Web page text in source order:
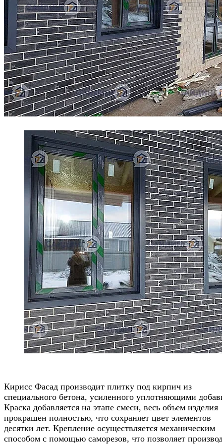
Кирисс Фасад производит плитку под кирпич из
специального бетона, усиленного уплотняющими
Краска добавляется на этапе смеси, весь объем изделия
прокрашен полностью, что сохраняет цвет элементов
десятки лет. Крепление осуществляется механическим
способом с помощью саморезов, что позволяет